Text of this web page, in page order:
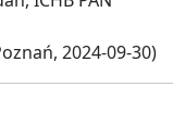
2024-09-30)